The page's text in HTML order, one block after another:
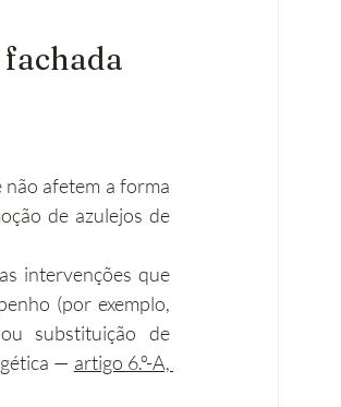
fachada
não afetem a forma
de azulejos de
intervenções que
(por exemplo,
substituição de
— artigo 6.º-A,